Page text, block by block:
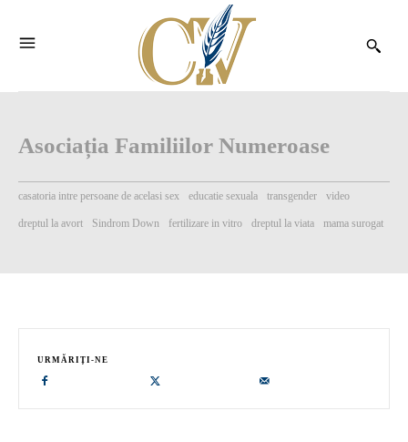
Asociația Familiilor Numeroase
casatoria intre persoane de acelasi sex educatie sexuala transgender video
dreptul la avort Sindrom Down fertilizare in vitro dreptul la viata mama surogat
URMĂRIȚI-NE